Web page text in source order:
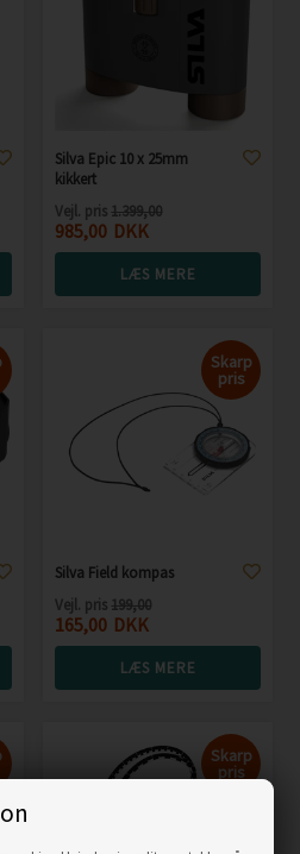
Silva Epic 10 x 25mm
kikkert
Vejl. pris 1.399,00
985,00 DKK
LÆS MERE
Skarp
pris
Silva Field kompas
Vejl. pris 199,00
165,00 DKK
LÆS MERE
Skarp
pris